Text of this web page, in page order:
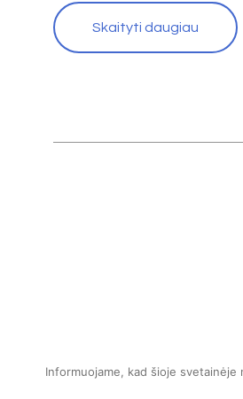
Skaityti daugiau
Informuojame, kad šioje svetainėje